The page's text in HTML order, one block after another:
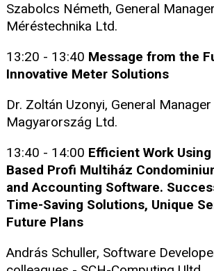
Szabolcs Németh, General
Méréstechnika Ltd.
13:20 - 13:40 Message from the
Innovative Meter Solutions
Dr. Zoltán Uzonyi, General
Magyarország Ltd.
13:40 - 14:00 Efficient Work
Based Profi Multiház
and Accounting Software.
Time-Saving Solutions, Unique
Future Plans
András Schuller, Software